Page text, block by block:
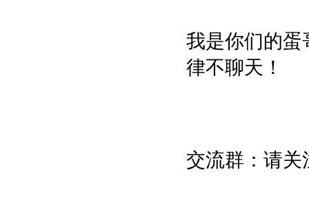
我是你们的蛋
律不聊天！
交流群：请关